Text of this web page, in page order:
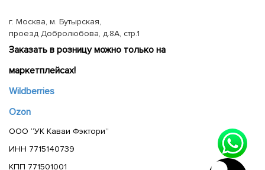
г. Москва, м. Бутырская,
проезд Добролюбова, д.8А, стр.1
Заказать в розницу можно только на
маркетплейсах!
Wildberries
Ozon
ООО “УК Каваи Фэктори”
ИНН 7715140739
КПП 771501001